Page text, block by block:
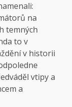
na
temných
to v
v historii
vtipy a
a